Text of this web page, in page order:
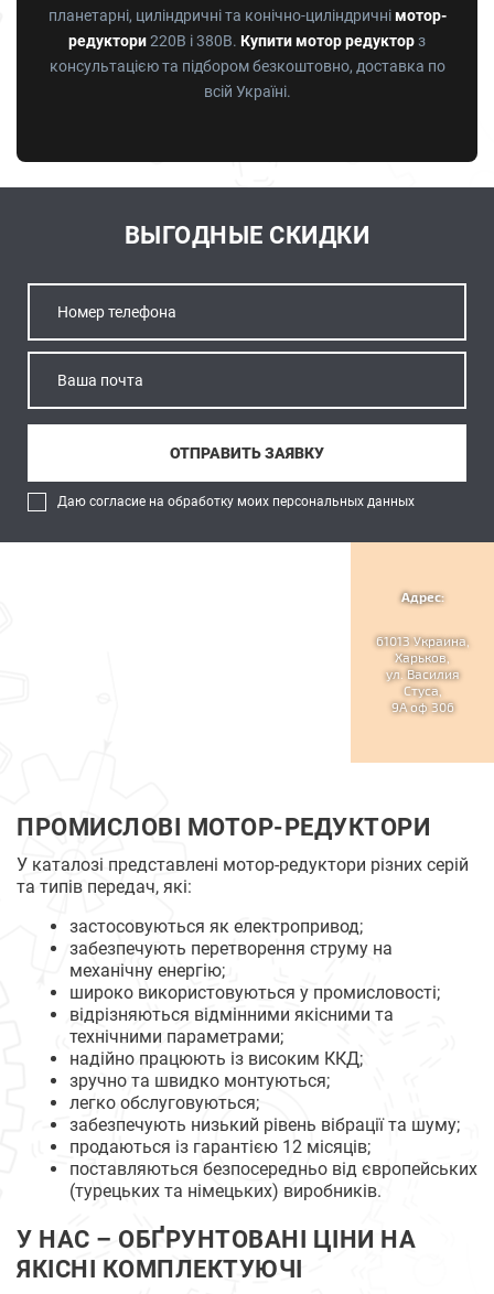
планетарні, циліндричні та конічно-циліндричнімотор-
редуктори220В і 380В. Купити мотор редуктор з
консультацією та підбором безкоштовно, доставка по
всій Україні.
ВЫГОДНЫЕ СКИДКИ
Даю согласие на обработку моих персональных данных
Адрес:
61013 Украина,
Харьков,
ул. Василия
Стуса,
9А оф 306
ПРОМИСЛОВІ МОТОР-РЕДУКТОРИ
У каталозі представлені мотор-редуктори різних серій
та типів передач, які:
застосовуються як електропривод;
забезпечують перетворення струму на
механічну енергію;
широко використовуються у промисловості;
відрізняються відмінними якісними та
технічними параметрами;
надійно працюють із високим ККД;
зручно та швидко монтуються;
легко обслуговуються;
забезпечують низький рівень вібрації та шуму;
продаються із гарантією 12 місяців;
поставляються безпосередньо від європейських
(турецьких та німецьких) виробників.
У НАС – ОБҐРУНТОВАНІ ЦІНИ НА
ЯКІСНІ КОМПЛЕКТУЮЧІ